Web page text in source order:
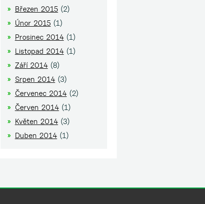
Březen 2015(2)
Únor 2015(1)
Prosinec 2014(1)
Listopad 2014(1)
Září 2014(8)
Srpen 2014(3)
Červenec 2014(2)
Červen 2014(1)
Květen 2014(3)
Duben 2014(1)